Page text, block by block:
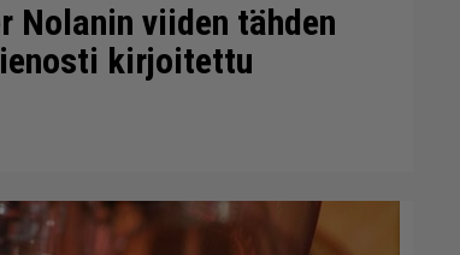
Nolanin viiden tähden
kirjoitettu